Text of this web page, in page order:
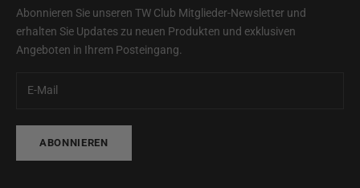
Abonnieren Sie unseren TW Club Mitglieder-Newsletter und
erhalten Sie Updates zu neuen Produkten und exklusiven
Angeboten in Ihrem Posteingang.
ABONNIEREN